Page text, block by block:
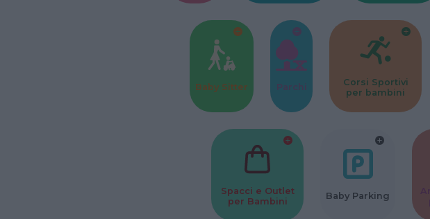
Baby Sitter Parchi
Corsi Sportivi
per bambini
Spacci e Outlet
per Bambini
Baby Parking